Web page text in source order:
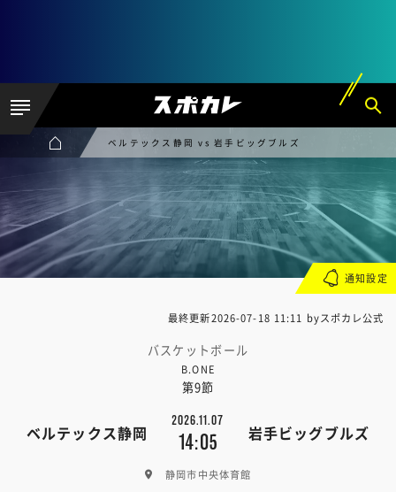
ベルテックス静岡 vs 岩手ビッグブルズ
最終更新2026-07-18 11:11 byスポカレ公式
バスケットボール
B.ONE
第9節
ベルテックス静岡
2026.11.07
14:05 岩手ビッグブルズ
静岡市中央体育館
通知設定